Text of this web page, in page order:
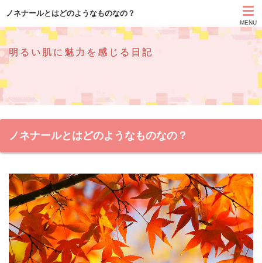
ノネナールとはどのようなものなの？
MENU
明るい肌に魅力を感じる日記
ノネナールとはどのようなものなの？